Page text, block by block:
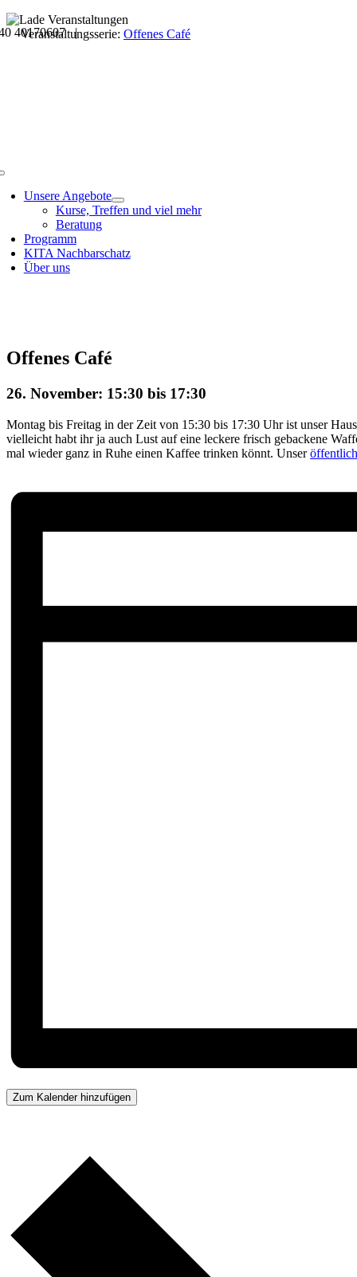
Skip
to 40170607 |
Unsere Angebote
Kurse, Treffen und viel mehr
Beratung
Programm
KITA Nachbarschatz
Über uns
Veranstaltungsdetails
Veranstaltungsserie: Offenes Café
Offenes Café
26. November: 15:30 bis 17:30
Montag bis Freitag in der Zeit von 15:30 bis 17:30 Uhr ist unser
vielleicht habt ihr ja auch Lust auf eine leckere frisch gebackene
mal wieder ganz in Ruhe einen Kaffee trinken könnt. Unser
Zum Kalender hinzufügen